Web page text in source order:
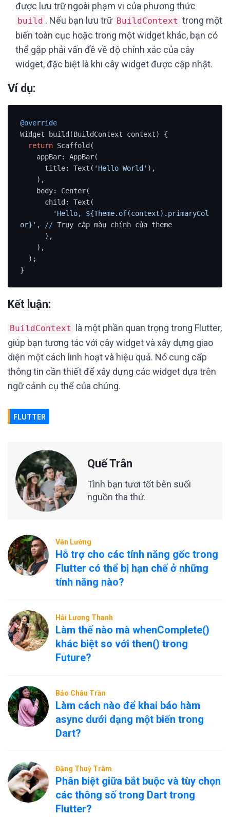
được lưu trữ ngoài phạm vi của phương thức
build . Nếu bạn lưu trữ BuildContext trong một
biến toàn cục hoặc trong một widget khác, bạn có
thể gặp phải vấn đề về độ chính xác của cây
widget, đặc biệt là khi cây widget được cập nhật.
Ví dụ:
@override
Widget build(BuildContext context) {
return Scaffold(
      title: Text(
'Hello World' ),
'Hello, ${Theme.of(context).primaryCol
or}' , // Truy cập màu chính của theme
}
Kết luận:
BuildContext
là một phần quan trọng trong Flutter,
giúp bạn tương tác với cây widget và xây dựng giao
diện một cách linh hoạt và hiệu quả. Nó cung cấp
thông tin cần thiết để xây dựng các widget dựa trên
ngữ cảnh cụ thể của chúng.
FLUTTER
Quế Trân
Tình bạn tươi tốt bên suối
nguồn tha thứ.
Vân Lường
Hỗ trợ cho các tính năng gốc trong
Flutter có thể bị hạn chế ở những
tính năng nào?
Hải Lương Thanh
Làm thế nào mà whenComplete()
khác biệt so với then() trong
Future?
Bảo Châu Trần
Làm cách nào để khai báo hàm
async dưới dạng một biến trong
Dart?
Đặng Thuỳ Trâm
Phân biệt giữa bắt buộc và tùy chọn
các thông số trong Dart trong
Flutter?